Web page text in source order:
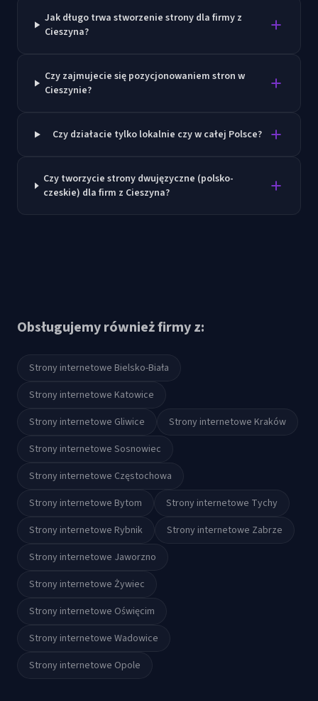
Jak długo trwa stworzenie strony dla firmy z
Cieszyna?
Czy zajmujecie się pozycjonowaniem stron w
Cieszynie?
Czy działacie tylko lokalnie czy w całej Polsce?
Czy tworzycie strony dwujęzyczne (polsko-
czeskie) dla firm z Cieszyna?
Obsługujemy również firmy z:
Strony internetowe Bielsko-Biała
Strony internetowe Katowice
Strony internetowe Gliwice Strony internetowe Kraków
Strony internetowe Sosnowiec
Strony internetowe Częstochowa
Strony internetowe Bytom Strony internetowe Tychy
Strony internetowe Rybnik Strony internetowe Zabrze
Strony internetowe Jaworzno
Strony internetowe Żywiec
Strony internetowe Oświęcim
Strony internetowe Wadowice
Strony internetowe Opole